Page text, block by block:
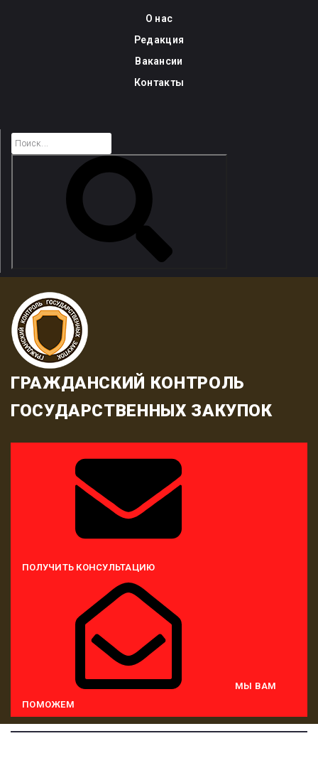
О нас
Редакция
Вакансии
Контакты
ГРАЖДАНСКИЙ КОНТРОЛЬ
ГОСУДАРСТВЕННЫХ ЗАКУПОК
ПОЛУЧИТЬ КОНСУЛЬТАЦИЮ
МЫ ВАМ
ПОМОЖЕМ